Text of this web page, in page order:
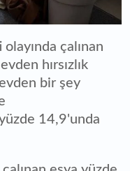
çalınan
hırsızlık
bir şey
14,9'unda